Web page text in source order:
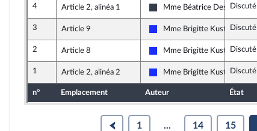
4 Article 2, alinéa 1
UDI et Indépendants
Mme Béatrice Descamps
Discuté
3 Article 9
Les Républicains
Mme Brigitte KusterDiscuté
2 Article 8
Les Républicains
Mme Brigitte KusterDiscuté
1 Article 2, alinéa 2
Les Républicains
Mme Brigitte KusterDiscuté
n° Emplacement Auteur État
1 ... 14 15